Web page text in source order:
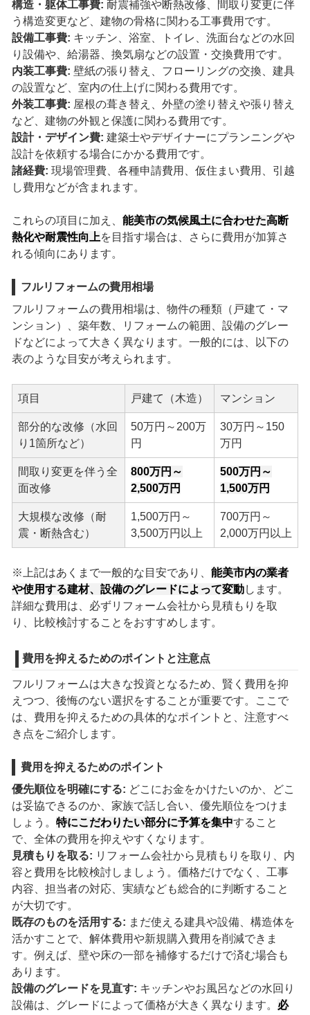
構造・躯体工事費: 耐震補強や断熱改修、間取り変更に伴
う構造変更など、建物の骨格に関わる工事費用です。
設備工事費: キッチン、浴室、トイレ、洗面台などの水回
り設備や、給湯器、換気扇などの設置・交換費用です。
内装工事費: 壁紙の張り替え、フローリングの交換、建具
の設置など、室内の仕上げに関わる費用です。
外装工事費: 屋根の葺き替え、外壁の塗り替えや張り替え
など、建物の外観と保護に関わる費用です。
設計・デザイン費: 建築士やデザイナーにプランニングや
設計を依頼する場合にかかる費用です。
諸経費: 現場管理費、各種申請費用、仮住まい費用、引越
し費用などが含まれます。
これらの項目に加え、 能美市の気候風土に合わせた高断
熱化や耐震性向上を目指す場合は、さらに費用が加算さ
れる傾向にあります。
フルリフォームの費用相場
フルリフォームの費用相場は、物件の種類（戸建て・マ
ンション）、築年数、リフォームの範囲、設備のグレー
ドなどによって大きく異なります。一般的には、以下の
表のような目安が考えられます。
項目 戸建て（木造） マンション
部分的な改修（水回
り1箇所など）
50万円～200万
円
30万円～150
万円
間取り変更を伴う全
面改修
800万円～
2,500万円
500万円～
1,500万円
大規模な改修（耐
震・断熱含む）
1,500万円～
3,500万円以上
700万円～
2,000万円以上
※上記はあくまで一般的な目安であり、 能美市内の業者
や使用する建材、設備のグレードによって変動します。
詳細な費用は、必ずリフォーム会社から見積もりを取
り、比較検討することをおすすめします。
費用を抑えるためのポイントと注意点
フルリフォームは大きな投資となるため、賢く費用を抑
えつつ、後悔のない選択をすることが重要です。ここで
は、費用を抑えるための具体的なポイントと、注意すべ
き点をご紹介します。
費用を抑えるためのポイント
優先順位を明確にする: どこにお金をかけたいのか、どこ
は妥協できるのか、家族で話し合い、優先順位をつけま
しょう。 特にこだわりたい部分に予算を集中すること
で、全体の費用を抑えやすくなります。
見積もりを取る: リフォーム会社から見積もりを取り、内
容と費用を比較検討しましょう。価格だけでなく、工事
内容、担当者の対応、実績なども総合的に判断すること
が大切です。
既存のものを活用する: まだ使える建具や設備、構造体を
活かすことで、解体費用や新規購入費用を削減できま
す。例えば、壁や床の一部を補修するだけで済む場合も
あります。
設備のグレードを見直す: キッチンやお風呂などの水回り
設備は、グレードによって価格が大きく異なります。 必